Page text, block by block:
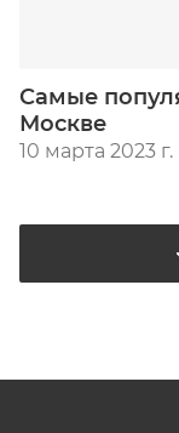
Самые
Москве
10 марта 2023 г.